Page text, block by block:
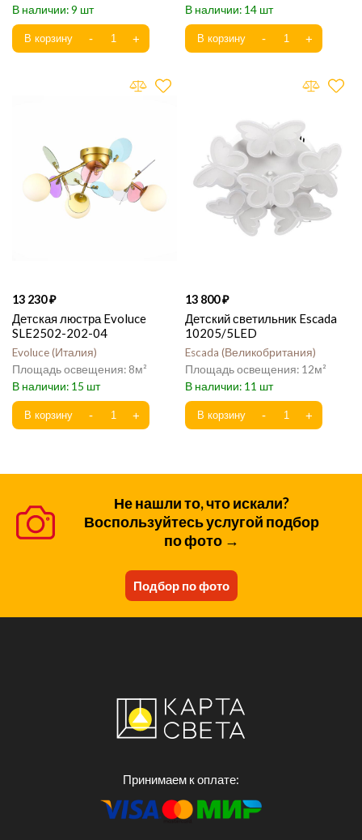
9
14
13 230
Детская люстра Evoluce
SLE2502-202-04
Evoluce Италия
8
15
13 800
Детский светильник Escada
10205/5LED
Escada Великобритания
12
11
Не нашли то, что искали?
Воспользуйтесь услугой подбор
по фото →
Подбор по фото
Принимаем к оплате: